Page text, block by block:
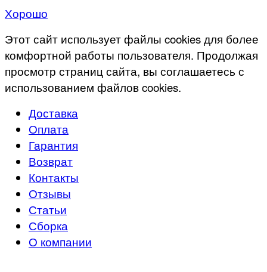
Хорошо
Этот сайт использует файлы cookies для более
комфортной работы пользователя. Продолжая
просмотр страниц сайта, вы соглашаетесь с
использованием файлов cookies.
Доставка
Оплата
Гарантия
Возврат
Контакты
Отзывы
Статьи
Сборка
О компании